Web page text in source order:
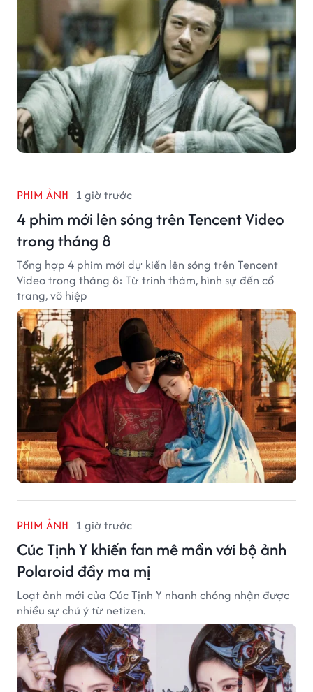
PHIM ẢNH 1 giờ trước
4 phim mới lên sóng trên Tencent Video
trong tháng 8
Tổng hợp 4 phim mới dự kiến lên sóng trên Tencent
Video trong tháng 8: Từ trinh thám, hình sự đến cổ
trang, võ hiệp
PHIM ẢNH 1 giờ trước
Cúc Tịnh Y khiến fan mê mẩn với bộ ảnh
Polaroid đầy ma mị
Loạt ảnh mới của Cúc Tịnh Y nhanh chóng nhận được
nhiều sự chú ý từ netizen.